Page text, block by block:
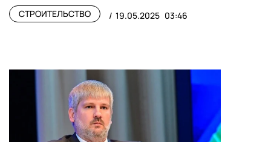
СТРОИТЕЛЬСТВО 19.05.2025 03:46